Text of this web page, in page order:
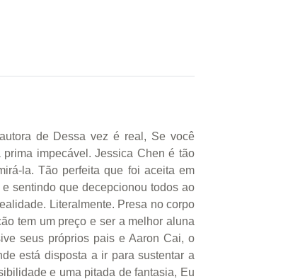
de Dessa vez é real, Se você
impecável. Jessica Chen é tão
la. Tão perfeita que foi aceita em
sentindo que decepcionou todos ao
Literalmente. Presa no corpo
tem um preço e ser a melhor aluna
seus próprios pais e Aaron Cai, o
está disposta a ir para sustentar a
e uma pitada de fantasia, Eu